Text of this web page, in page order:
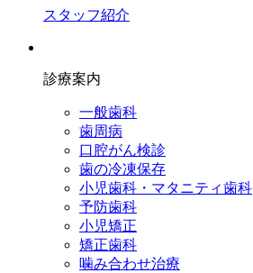
スタッフ紹介
診療案内
一般歯科
歯周病
口腔がん検診
歯の冷凍保存
小児歯科・マタニティ歯科
予防歯科
小児矯正
矯正歯科
噛み合わせ治療